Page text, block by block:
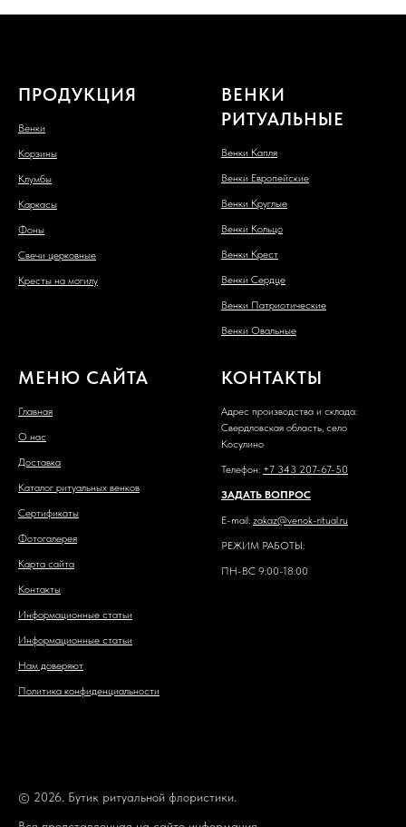
ПРОДУКЦИЯ
Венки
Корзины
Клумбы
Каркасы
Фоны
Свечи церковные
Кресты на могилу
ВЕНКИ
РИТУАЛЬНЫЕ
Венки Капля
Венки Европейские
Венки Круглые
Венки Кольцо
Венки Крест
Венки Сердце
Венки Патриотические
Венки Овальные
МЕНЮ САЙТА
Главная
О нас
Доставка
Каталог ритуальных венков
Сертификаты
Фотогалерея
Карта сайта
Контакты
Информационные статьи
Информационные статьи
Нам доверяют
Политика конфиденциальности
КОНТАКТЫ
Адрес производства и склада:
Свердловская область, село
Косулино
Телефон: +7 343 207-67-50
ЗАДАТЬ ВОПРОС
E-mail: zakaz@venok-ritual.ru
РЕЖИМ РАБОТЫ:
ПН-ВС 9:00-18:00
© 2026. Бутик ритуальной флористики.